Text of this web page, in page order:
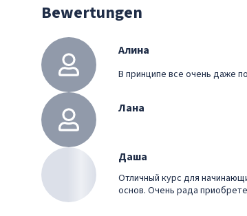
Bewertungen
Алина
В принципе все очень даже
Лана
Даша
Отличный курс для
основ. Очень рада